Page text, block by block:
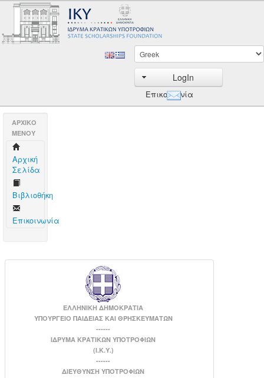
LogIn
Επικοινωνία
AΡΧΙΚΟ
ΜΕΝΟΥ
Aρχική
Σελίδα
Βιβλιοθήκη
Επικοινωνία
ΕΛΛΗΝΙΚΗ ΔΗΜΟΚΡΑΤΙΑ
ΥΠΟΥΡΓΕΙΟ ΠΑΙΔΕΙΑΣ ΚΑΙ ΘΡΗΣΚΕΥΜΑΤΩΝ
------
ΙΔΡΥΜΑ ΚΡΑΤΙΚΩΝ ΥΠΟΤΡΟΦΙΩΝ
(Ι.Κ.Υ.)
------
ΔΙΕΥΘΥΝΣΗ ΥΠΟΤΡΟΦΙΩΝ